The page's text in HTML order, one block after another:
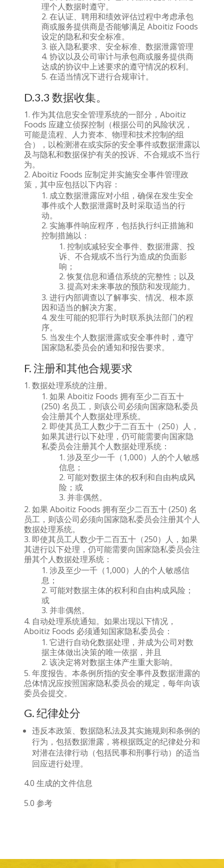
理个人数据时遵守。
在认证、聘用和绩效评估过程中考虑承包
商或服务提供商是否能够满足 Aboitiz Foods
设定的隐私和安全标准。
嵌入隐私要求、安全标准、数据泄露管理
协议以及公司审计与承包商或服务提供商
达成的协议中上述要求的遵守情况的权利。
在适当情况下进行合规审计。
D.3.3 数据收集。
作为其信息安全管理系统的一部分，Aboitiz
Foods 应建立侦探控制（根据公司的风险状况，
可能是流程、人力资本、物理和技术控制的组
合），以检测潜在或实际的安全事件或数据泄露以
及与隐私和数据保护有关的投诉、不合规或不当行
为。
Aboitiz Foods 应制定并实施安全事件管理政
策，其中应包括以下内容：
成立数据泄露应对小组，确保在发生安全
事件或个人数据泄露时及时采取适当的行
动。
实施事件响应程序，包括执行纠正措施和
控制措施以：
控制或减轻安全事件、数据泄露、投
诉、不合规或不当行为造成的负面影
响；
恢复信息和通信系统的完整性；以及
提高对未来事故的预防和发现能力。
进行内部调查以了解事实、情况、根本原
因和适当的解决方案。
发生可能的犯罪行为时联系执法部门的程
序。
当发生个人数据泄露或安全事件时，遵守
国家隐私委员会的通知和报告要求。
F. 注册和其他合规要求
数据处理系统的注册。
如果 Aboitiz Foods 拥有至少二百五十
(250) 名员工，则该公司必须向国家隐私委员
会注册其个人数据处理系统。
即使其员工人数少于二百五十（250）人，
如果其进行以下处理，仍可能需要向国家隐
私委员会注册其个人数据处理系统：
涉及至少一千（1,000）人的个人敏感
信息；
可能对数据主体的权利和自由构成风
险；或
并非偶然。
如果 Aboitiz Foods 拥有至少二百五十 (250) 名
员工，则该公司必须向国家隐私委员会注册其个人
数据处理系统。
即使其员工人数少于二百五十（250）人，如果
其进行以下处理，仍可能需要向国家隐私委员会注
册其个人数据处理系统：
涉及至少一千（1,000）人的个人敏感信
息；
可能对数据主体的权利和自由构成风险；
或
并非偶然。
自动处理系统通知。如果出现以下情况，
Aboitiz Foods 必须通知国家隐私委员会：
它进行自动化数据处理，并成为公司对数
据主体做出决策的唯一依据，并且
该决定将对数据主体产生重大影响。
年度报告。本条例所指的安全事件及数据泄露的
总体情况应按照国家隐私委员会的规定，每年向该
委员会提交。
G. 纪律处分
违反本政策、数据隐私法及其实施规则和条例的
行为，包括数据泄露，将根据既定的纪律处分和
对潜在法律行动（包括民事和刑事行动）的适当
回应进行处理。
4.0 生成的文件信息
5.0 参考